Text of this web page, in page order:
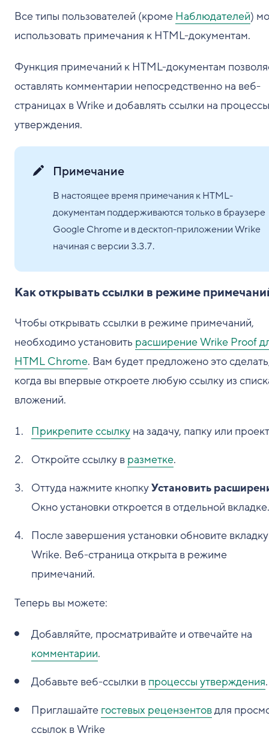
Все типы пользователей (кроме Наблюдателей)
использовать примечания к HTML-документам.
Функция примечаний к HTML-документам
оставлять комментарии непосредственно на веб-
страницах в Wrike и добавлять ссылки на процессы
утверждения.
Примечание
В настоящее время примечания к HTML-
документам поддерживаются только в браузере
Google Chrome и в десктоп-приложении Wrike
начиная с версии 3.3.7.
Как открывать ссылки в режиме
Чтобы открывать ссылки в режиме примечаний,
необходимо установить расширение Wrike Proof
HTML Chrome. Вам будет предложено это
когда вы впервые откроете любую ссылку из
вложений.
Прикрепите ссылку на задачу, папку или
Откройте ссылку в разметке.
Оттуда нажмите кнопкуУстановить
Окно установки откроется в отдельной вкладке.
После завершения установки обновите вкладку
Wrike. Веб-страница открыта в режиме
примечаний.
Теперь вы можете:
Добавляйте, просматривайте и отвечайте на
комментарии.
Добавьте веб-ссылки в процессы утверждения.
Приглашайте гостевых рецензентовдля
ссылок в Wrike